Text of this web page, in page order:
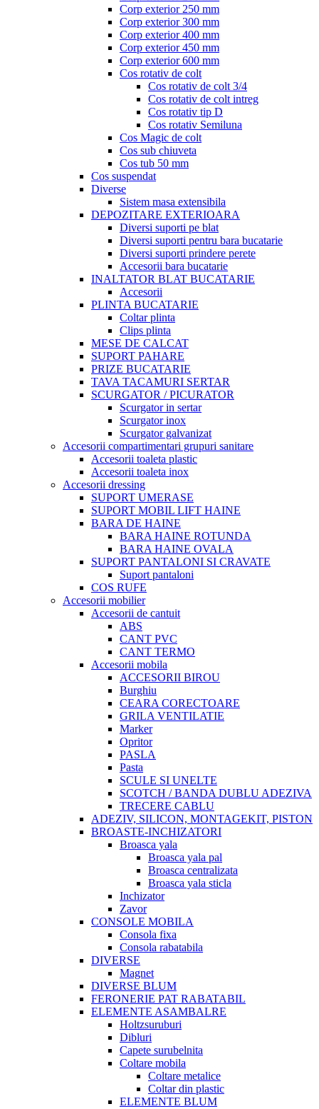
Corp exterior 250 mm
Corp exterior 300 mm
Corp exterior 400 mm
Corp exterior 450 mm
Corp exterior 600 mm
Cos rotativ de colt
Cos rotativ de colt 3/4
Cos rotativ de colt intreg
Cos rotativ tip D
Cos rotativ Semiluna
Cos Magic de colt
Cos sub chiuveta
Cos tub 50 mm
Cos suspendat
Diverse
Sistem masa extensibila
DEPOZITARE EXTERIOARA
Diversi suporti pe blat
Diversi suporti pentru bara bucatarie
Diversi suporti prindere perete
Accesorii bara bucatarie
INALTATOR BLAT BUCATARIE
Accesorii
PLINTA BUCATARIE
Coltar plinta
Clips plinta
MESE DE CALCAT
SUPORT PAHARE
PRIZE BUCATARIE
TAVA TACAMURI SERTAR
SCURGATOR / PICURATOR
Scurgator in sertar
Scurgator inox
Scurgator galvanizat
Accesorii compartimentari grupuri sanitare
Accesorii toaleta plastic
Accesorii toaleta inox
Accesorii dressing
SUPORT UMERASE
SUPORT MOBIL LIFT HAINE
BARA DE HAINE
BARA HAINE ROTUNDA
BARA HAINE OVALA
SUPORT PANTALONI SI CRAVATE
Suport pantaloni
COS RUFE
Accesorii mobilier
Accesorii de cantuit
ABS
CANT PVC
CANT TERMO
Accesorii mobila
ACCESORII BIROU
Burghiu
CEARA CORECTOARE
GRILA VENTILATIE
Marker
Opritor
PASLA
Pasta
SCULE SI UNELTE
SCOTCH / BANDA DUBLU ADEZIVA
TRECERE CABLU
ADEZIV, SILICON, MONTAGEKIT, PISTON
BROASTE-INCHIZATORI
Broasca yala
Broasca yala pal
Broasca centralizata
Broasca yala sticla
Inchizator
Zavor
CONSOLE MOBILA
Consola fixa
Consola rabatabila
DIVERSE
Magnet
DIVERSE BLUM
FERONERIE PAT RABATABIL
ELEMENTE ASAMBALRE
Holtzsuruburi
Dibluri
Capete surubelnita
Coltare mobila
Coltare metalice
Coltar din plastic
ELEMENTE BLUM